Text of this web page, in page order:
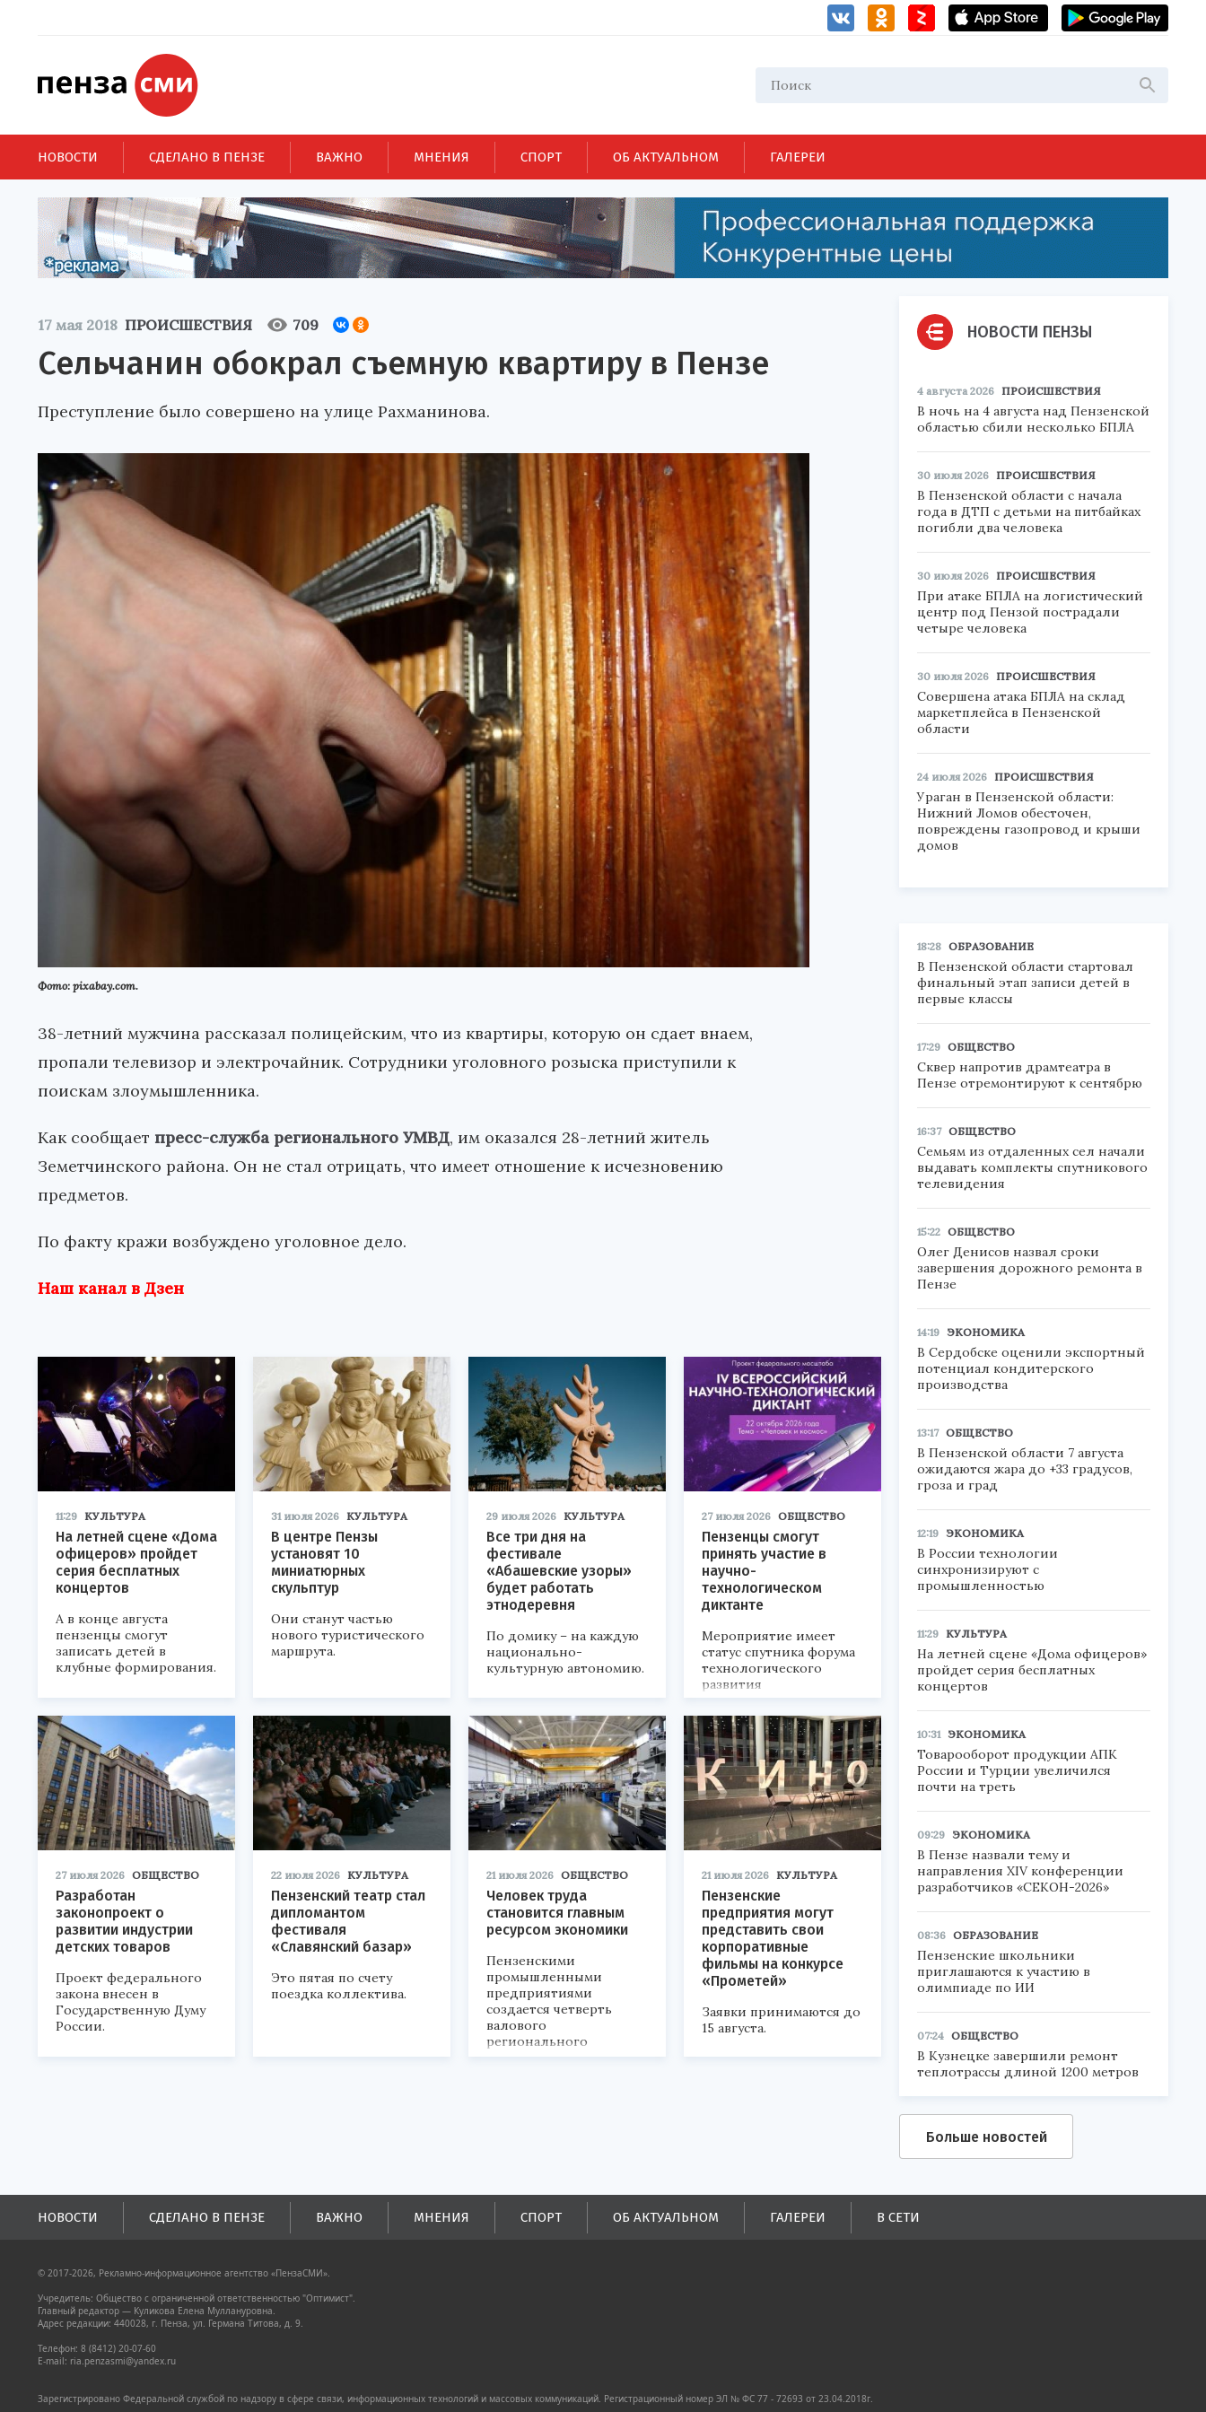
НОВОСТИ СДЕЛАНО В ПЕНЗЕ ВАЖНО МНЕНИЯ СПОРТ ОБ АКТУАЛЬНОМ ГАЛЕРЕИ
17 мая 2018 ПРОИСШЕСТВИЯ 709
Сельчанин обокрал съемную квартиру в Пензе
Преступление было совершено на улице Рахманинова.
Фото: pixabay.com.
38-летний мужчина рассказал полицейским, что из квартиры, которую он сдает внаем,
пропали телевизор и электрочайник. Сотрудники уголовного розыска приступили к
поискам злоумышленника.
Как сообщает пресс-служба регионального УМВД, им оказался 28-летний житель
Земетчинского района. Он не стал отрицать, что имеет отношение к исчезновению
предметов.
По факту кражи возбуждено уголовное дело.
Наш канал в Дзен
11:29 КУЛЬТУРА
На летней сцене «Дома
офицеров» пройдет
серия бесплатных
концертов
А в конце августа
пензенцы смогут
записать детей в
клубные формирования.
31 июля 2026 КУЛЬТУРА
В центре Пензы
установят 10
миниатюрных
скульптур
Они станут частью
нового туристического
маршрута.
29 июля 2026 КУЛЬТУРА
Все три дня на
фестивале
«Абашевские узоры»
будет работать
этнодеревня
По домику – на каждую
национально-
культурную автономию.
27 июля 2026 ОБЩЕСТВО
Пензенцы смогут
принять участие в
научно-
технологическом
диктанте
Мероприятие имеет
статус спутника форума
технологического
развития
«Технопром-2026».
27 июля 2026 ОБЩЕСТВО
Разработан
законопроект о
развитии индустрии
детских товаров
Проект федерального
закона внесен в
Государственную Думу
России.
22 июля 2026 КУЛЬТУРА
Пензенский театр стал
дипломантом
фестиваля
«Славянский базар»
Это пятая по счету
поездка коллектива.
21 июля 2026 ОБЩЕСТВО
Человек труда
становится главным
ресурсом экономики
Пензенскими
промышленными
предприятиями
создается четверть
валового
регионального
продукта и
21 июля 2026 КУЛЬТУРА
Пензенские
предприятия могут
представить свои
корпоративные
фильмы на конкурсе
«Прометей»
Заявки принимаются до
15 августа.
НОВОСТИ ПЕНЗЫ
4 августа 2026 ПРОИСШЕСТВИЯ
В ночь на 4 августа над Пензенской
областью сбили несколько БПЛА
30 июля 2026 ПРОИСШЕСТВИЯ
В Пензенской области с начала
года в ДТП с детьми на питбайках
погибли два человека
30 июля 2026 ПРОИСШЕСТВИЯ
При атаке БПЛА на логистический
центр под Пензой пострадали
четыре человека
30 июля 2026 ПРОИСШЕСТВИЯ
Совершена атака БПЛА на склад
маркетплейса в Пензенской
области
24 июля 2026 ПРОИСШЕСТВИЯ
Ураган в Пензенской области:
Нижний Ломов обесточен,
повреждены газопровод и крыши
домов
18:28 ОБРАЗОВАНИЕ
В Пензенской области стартовал
финальный этап записи детей в
первые классы
17:29 ОБЩЕСТВО
Сквер напротив драмтеатра в
Пензе отремонтируют к сентябрю
16:37 ОБЩЕСТВО
Семьям из отдаленных сел начали
выдавать комплекты спутникового
телевидения
15:22 ОБЩЕСТВО
Олег Денисов назвал сроки
завершения дорожного ремонта в
Пензе
14:19 ЭКОНОМИКА
В Сердобске оценили экспортный
потенциал кондитерского
производства
13:17 ОБЩЕСТВО
В Пензенской области 7 августа
ожидаются жара до +33 градусов,
гроза и град
12:19 ЭКОНОМИКА
В России технологии
синхронизируют с
промышленностью
11:29 КУЛЬТУРА
На летней сцене «Дома офицеров»
пройдет серия бесплатных
концертов
10:31 ЭКОНОМИКА
Товарооборот продукции АПК
России и Турции увеличился
почти на треть
09:29 ЭКОНОМИКА
В Пензе назвали тему и
направления XIV конференции
разработчиков «СЕКОН-2026»
08:36 ОБРАЗОВАНИЕ
Пензенские школьники
приглашаются к участию в
олимпиаде по ИИ
07:24 ОБЩЕСТВО
В Кузнецке завершили ремонт
теплотрассы длиной 1200 метров
Больше новостей
НОВОСТИ СДЕЛАНО В ПЕНЗЕ ВАЖНО МНЕНИЯ СПОРТ ОБ АКТУАЛЬНОМ ГАЛЕРЕИ В СЕТИ
© 2017-2026, Рекламно-информационное агентство «ПензаСМИ».
Учредитель: Общество с ограниченной ответственностью "Оптимист".
Главный редактор — Куликова Елена Муллануровна.
Адрес редакции: 440028, г. Пенза, ул. Германа Титова, д. 9.
Телефон: 8 (8412) 20-07-60
E-mail: ria.penzasmi@yandex.ru
Зарегистрировано Федеральной службой по надзору в сфере связи, информационных технологий и массовых коммуникаций. Регистрационный номер ЭЛ № ФС 77 - 72693 от 23.04.2018г.